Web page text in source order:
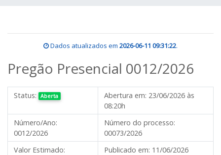
Dados atualizados em 2026-06-11 09:31:22.
Pregão Presencial 0012/2026
Status: Aberta Abertura em: 23/06/2026 às
08:20h
Número/Ano:
0012/2026
Número do processo:
00073/2026
Valor Estimado:
Publicado em: 11/06/2026